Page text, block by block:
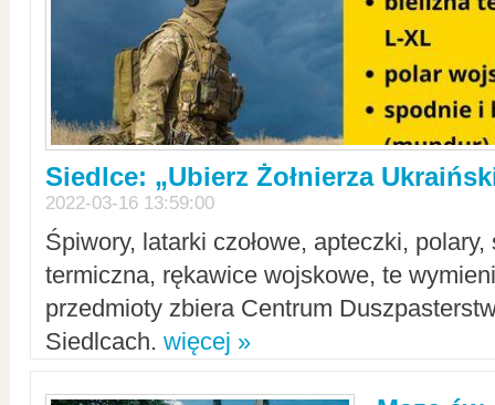
Siedlce: „Ubierz Żołnierza
2022-03-16 13:59:00
Śpiwory, latarki czołowe, apteczki,
termiczna, rękawice wojskowe, te
przedmioty zbiera Centrum
Siedlcach. więcej »